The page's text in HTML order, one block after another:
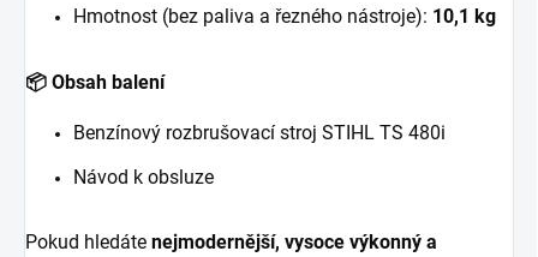
Hmotnost (bez paliva a řezného nástroje): 10,1 kg
📦 Obsah balení
Benzínový rozbrušovací stroj STIHL TS 480i
Návod k obsluze
Pokud hledáte nejmodernější, vysoce výkonný a